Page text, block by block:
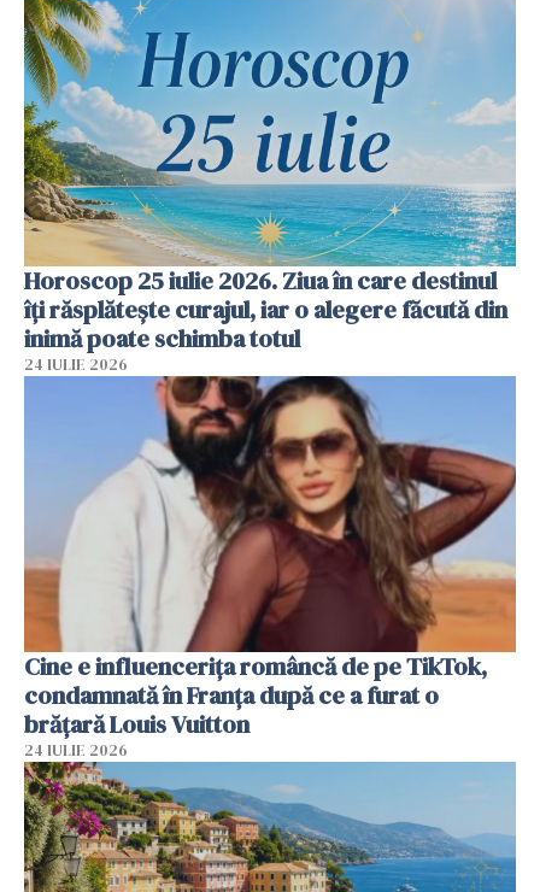
Horoscop 25 iulie 2026. Ziua în care destinul
îți răsplătește curajul, iar o alegere făcută din
inimă poate schimba totul
24 IULIE 2026
Cine e influencerița româncă de pe TikTok,
condamnată în Franța după ce a furat o
brățară Louis Vuitton
24 IULIE 2026